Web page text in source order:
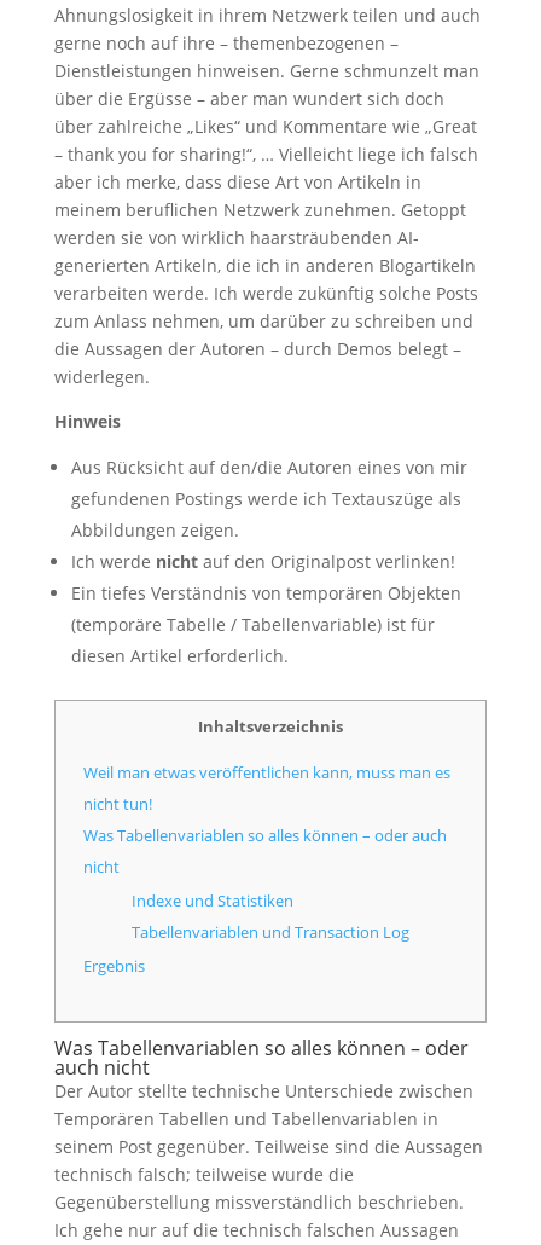
Ahnungslosigkeit in ihrem Netzwerk teilen und auch
gerne noch auf ihre – themenbezogenen –
Dienstleistungen hinweisen. Gerne schmunzelt man
über die Ergüsse – aber man wundert sich doch
über zahlreiche „Likes“ und Kommentare wie „Great
– thank you for sharing!“, … Vielleicht liege ich falsch
aber ich merke, dass diese Art von Artikeln in
meinem beruflichen Netzwerk zunehmen. Getoppt
werden sie von wirklich haarsträubenden AI-
generierten Artikeln, die ich in anderen Blogartikeln
verarbeiten werde. Ich werde zukünftig solche Posts
zum Anlass nehmen, um darüber zu schreiben und
die Aussagen der Autoren – durch Demos belegt –
widerlegen.
Hinweis
Aus Rücksicht auf den/die Autoren eines von mir
gefundenen Postings werde ich Textauszüge als
Abbildungen zeigen.
Ich werde nicht auf den Originalpost verlinken!
Ein tiefes Verständnis von temporären Objekten
(temporäre Tabelle / Tabellenvariable) ist für
diesen Artikel erforderlich.
Inhaltsverzeichnis
Weil man etwas veröffentlichen kann, muss man es
nicht tun!
Was Tabellenvariablen so alles können – oder auch
nicht
Indexe und Statistiken
Tabellenvariablen und Transaction Log
Ergebnis
Was Tabellenvariablen so alles können – oder
auch nicht
Der Autor stellte technische Unterschiede zwischen
Temporären Tabellen und Tabellenvariablen in
seinem Post gegenüber. Teilweise sind die Aussagen
technisch falsch; teilweise wurde die
Gegenüberstellung missverständlich beschrieben.
Ich gehe nur auf die technisch falschen Aussagen